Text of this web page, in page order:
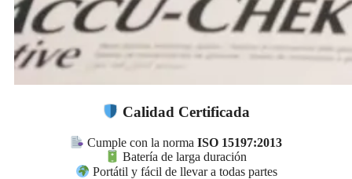
Calidad Certificada
Cumple con la normaISO 15197:2013
Batería de larga duración
Portátil y fácil de llevar a todas partes